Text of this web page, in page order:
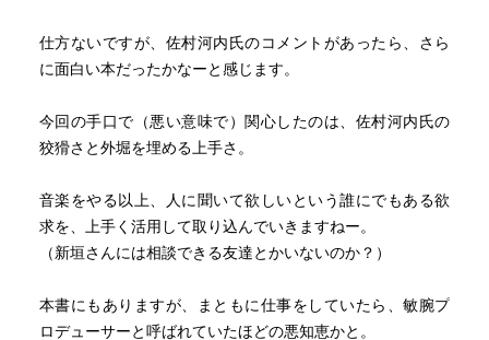
ざるをえない。
佐村河内が大ブレークする要因となったNHKスペシャル
に佐村河内にいいように手玉にとられたかも述べられてお
り、筆者も含めてマスコミすべてが「共犯」をさせられて
著者は「佐村河内なるものはいる，私の中にも、あなた
の中にも，誰の中にも」といって本書をまとめる。つまり
「売れるが勝ち」という発想。しかし新垣なるものも私た
心。
どのような経緯であれ生み出された音楽に罪はないこ
仕方ないですが、佐村河内氏のコメントがあったら、さら
に面白い本だったかなーと感じます。
今回の手口で（悪い意味で）関心したのは、佐村河内氏の
狡猾さと外堀を埋める上手さ。
音楽をやる以上、人に聞いて欲しいという誰にでもある欲
求を、上手く活用して取り込んでいきますねー。
（新垣さんには相談できる友達とかいないのか？）
本書にもありますが、まともに仕事をしていたら、敏腕プ
ロデューサーと呼ばれていたほどの悪知恵かと。